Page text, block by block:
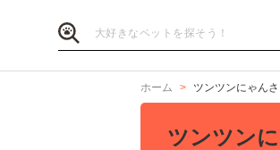
ホーム ツンツンにゃん
ツンツン